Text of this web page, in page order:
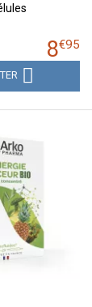
8€95